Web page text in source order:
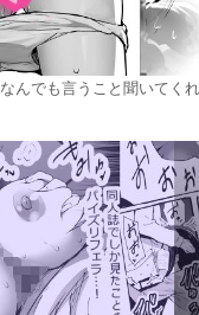
なんでも言うこと聞いてく